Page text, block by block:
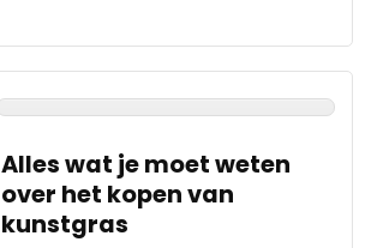
Alles wat je moet weten
over het kopen van
kunstgras